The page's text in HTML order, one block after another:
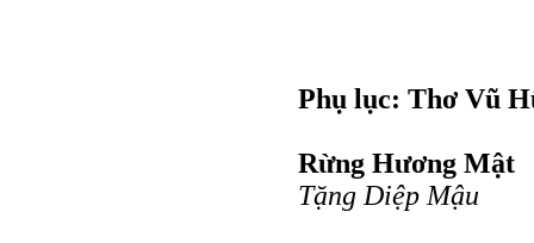
Phụ lục: Thơ Vũ
Rừng Hương Mật
Tặng Diệp Mậu